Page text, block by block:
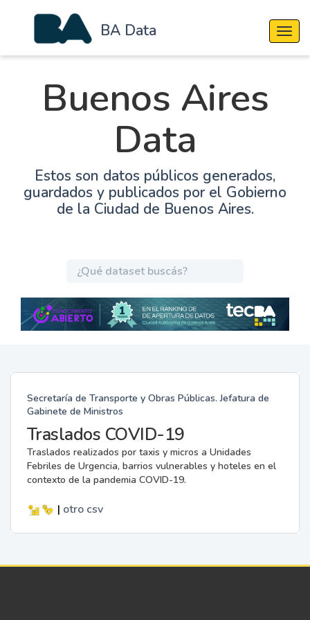
BA Data
Buenos Aires
Data
Estos son datos públicos generados,
guardados y publicados por el Gobierno
de la Ciudad de Buenos Aires.
Secretaría de Transporte y Obras Públicas. Jefatura de
Gabinete de Ministros
Traslados COVID-19
Traslados realizados por taxis y micros a Unidades
Febriles de Urgencia, barrios vulnerables y hoteles en el
contexto de la pandemia COVID-19.
| otro csv